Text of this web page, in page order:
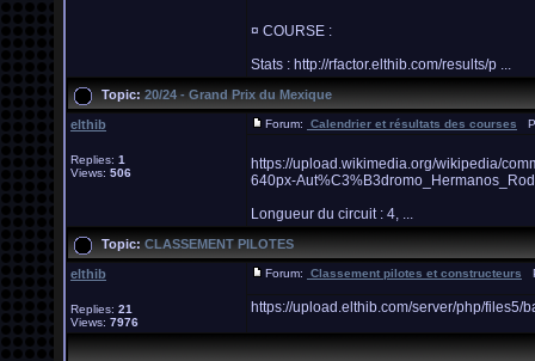
¤ COURSE :
Stats : http://rfactor.elthib.com/results/p ...
Topic: 20/24 - Grand Prix du Mexique
elthib
Replies: 1
Views: 506
Forum: Calendrier et résultats des courses
https://upload.wikimedia.org/wikipedia/
640px-
Longueur du circuit : 4, ...
Topic: CLASSEMENT PILOTES
elthib
Replies: 21
Views: 7976
Forum: Classement pilotes et constructeurs
https://upload.elthib.com/server/php/